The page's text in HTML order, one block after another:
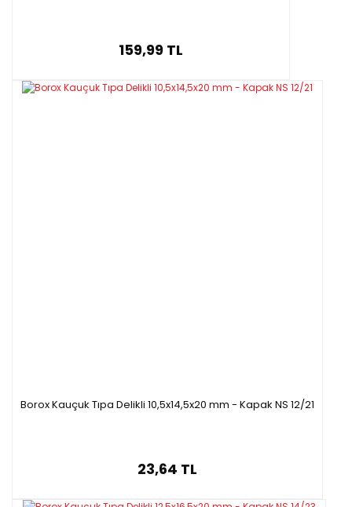
159,99 TL
Borox Kauçuk Tıpa Delikli 10,5x14,5x20 mm - Kapak NS 12/21
23,64 TL